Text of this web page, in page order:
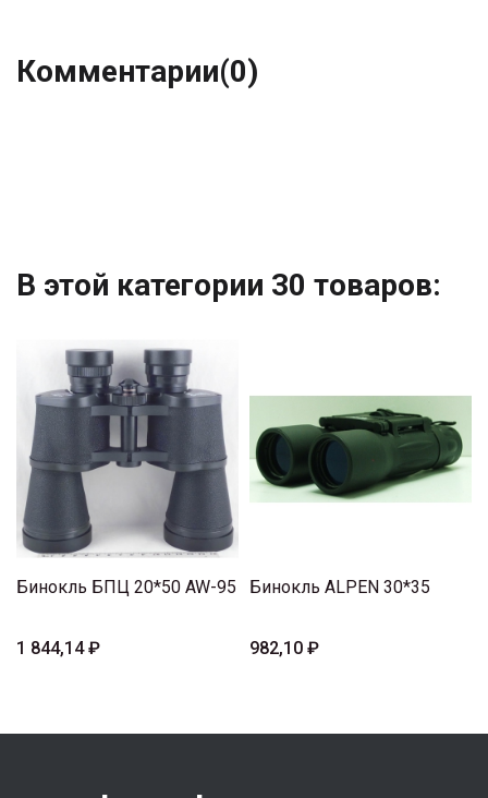
Комментарии(0)
В этой категории 30 товаров:
Бинокль БПЦ 20*50 AW-95
1 844,14 ₽
Бинокль ALPEN 30*35
982,10 ₽